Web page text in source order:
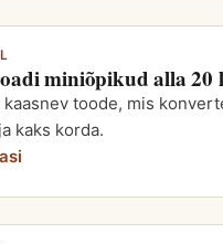
miniõpikud alla 20
toode, mis
kaks korda.